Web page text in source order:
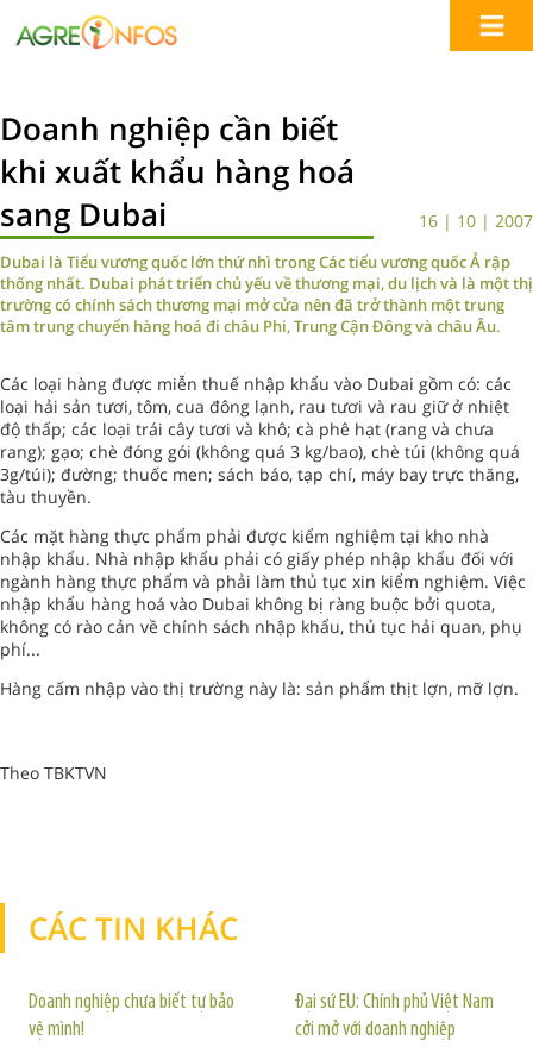
Doanh nghiệp cần biết
khi xuất khẩu hàng hoá
sang Dubai
16 | 10 | 2007
Dubai là Tiểu vương quốc lớn thứ nhì trong Các tiểu vương quốc Ả rập
thống nhất. Dubai phát triển chủ yếu về thương mại, du lịch và là một thị
trường có chính sách thương mại mở cửa nên đã trở thành một trung
tâm trung chuyển hàng hoá đi châu Phi, Trung Cận Đông và châu Âu.
Các loại hàng được miễn thuế nhập khẩu vào Dubai gồm có: các
loại hải sản tươi, tôm, cua đông lạnh, rau tươi và rau giữ ở nhiệt
độ thấp; các loại trái cây tươi và khô; cà phê hạt (rang và chưa
rang); gạo; chè đóng gói (không quá 3 kg/bao), chè túi (không quá
3g/túi); đường; thuốc men; sách báo, tạp chí, máy bay trực thăng,
tàu thuyền.
Các mặt hàng thực phẩm phải được kiểm nghiệm tại kho nhà
nhập khẩu. Nhà nhập khẩu phải có giấy phép nhập khẩu đối với
ngành hàng thực phẩm và phải làm thủ tục xin kiểm nghiệm. Việc
nhập khẩu hàng hoá vào Dubai không bị ràng buộc bởi quota,
không có rào cản về chính sách nhập khẩu, thủ tục hải quan, phụ
phí...
Hàng cấm nhập vào thị trường này là: sản phẩm thịt lợn, mỡ lợn.
Theo TBKTVN
CÁC TIN KHÁC
Doanh nghiệp chưa biết tự bảo
vệ mình!
Đại sứ EU: Chính phủ Việt Nam
cởi mở với doanh nghiệp